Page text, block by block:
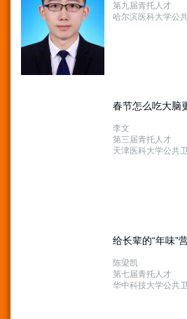
第九届青托人才
哈尔滨医科大学公
春节怎么吃大脑
李文
第三届青托人才
天津医科大学公共
给长辈的“年味”
陈梁凯
第七届青托人才
华中科技大学公共